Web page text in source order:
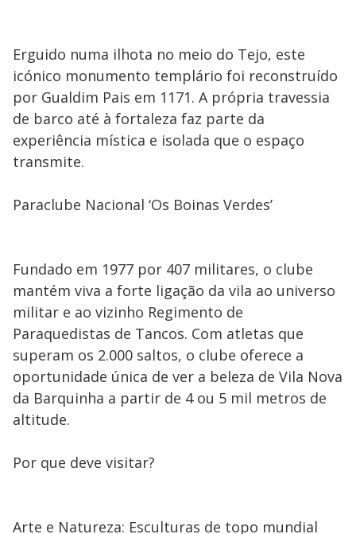
Erguido numa ilhota no meio do Tejo, este
icónico monumento templário foi reconstruído
por Gualdim Pais em 1171. A própria travessia
de barco até à fortaleza faz parte da
experiência mística e isolada que o espaço
transmite.
Paraclube Nacional ‘Os Boinas Verdes’
Fundado em 1977 por 407 militares, o clube
mantém viva a forte ligação da vila ao universo
militar e ao vizinho Regimento de
Paraquedistas de Tancos. Com atletas que
superam os 2.000 saltos, o clube oferece a
oportunidade única de ver a beleza de Vila Nova
da Barquinha a partir de 4 ou 5 mil metros de
altitude.
Por que deve visitar?
Arte e Natureza: Esculturas de topo mundial